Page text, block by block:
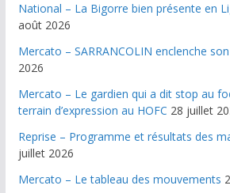
National – La Bigorre bien présente en
août 2026
Mercato – SARRANCOLIN enclenche
2026
Mercato – Le gardien qui a dit stop au
terrain d’expression au HOFC 28 juillet
Reprise – Programme et résultats des
juillet 2026
Mercato – Le tableau des mouvements